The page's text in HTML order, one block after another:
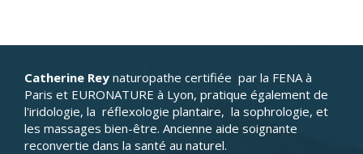
Catherine Rey naturopathe certifiée par la FENA à
Paris et EURONATURE à Lyon, pratique également de
l'iridologie, la réflexologie plantaire, la sophrologie, et
les massages bien-être. Ancienne aide soignante
reconvertie dans la santé au naturel.